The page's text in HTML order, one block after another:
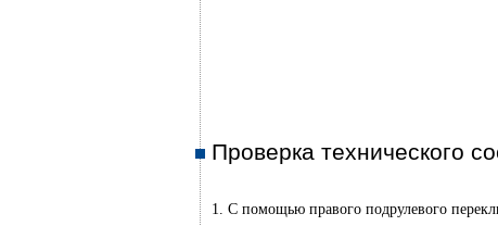
Проверка технического
1. С помощью правого подрулевого